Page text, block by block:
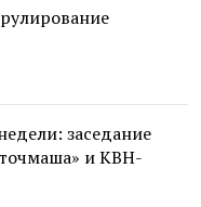
заседание
и КВН-